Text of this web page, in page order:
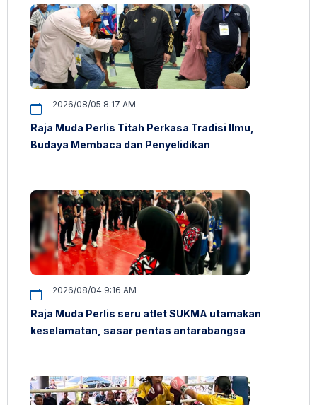
2026/08/05 8:17 AM
Raja Muda Perlis Titah Perkasa Tradisi Ilmu,
Budaya Membaca dan Penyelidikan
2026/08/04 9:16 AM
Raja Muda Perlis seru atlet SUKMA utamakan
keselamatan, sasar pentas antarabangsa